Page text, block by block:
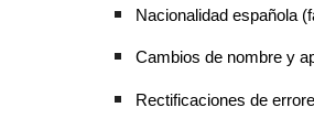
Nacionalidad española
Cambios de nombre y
Rectificaciones de